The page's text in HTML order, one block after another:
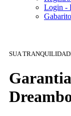
Login -
SUA